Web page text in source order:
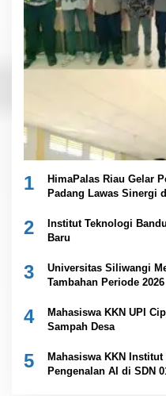
1
HimaPalas Riau Gelar
Padang Lawas Sinergi
2
Institut Teknologi
Baru
3
Universitas Siliwangi
Tambahan Periode 2026
4
Mahasiswa KKN UPI
Sampah Desa
5
Mahasiswa KKN
Pengenalan AI di SDN